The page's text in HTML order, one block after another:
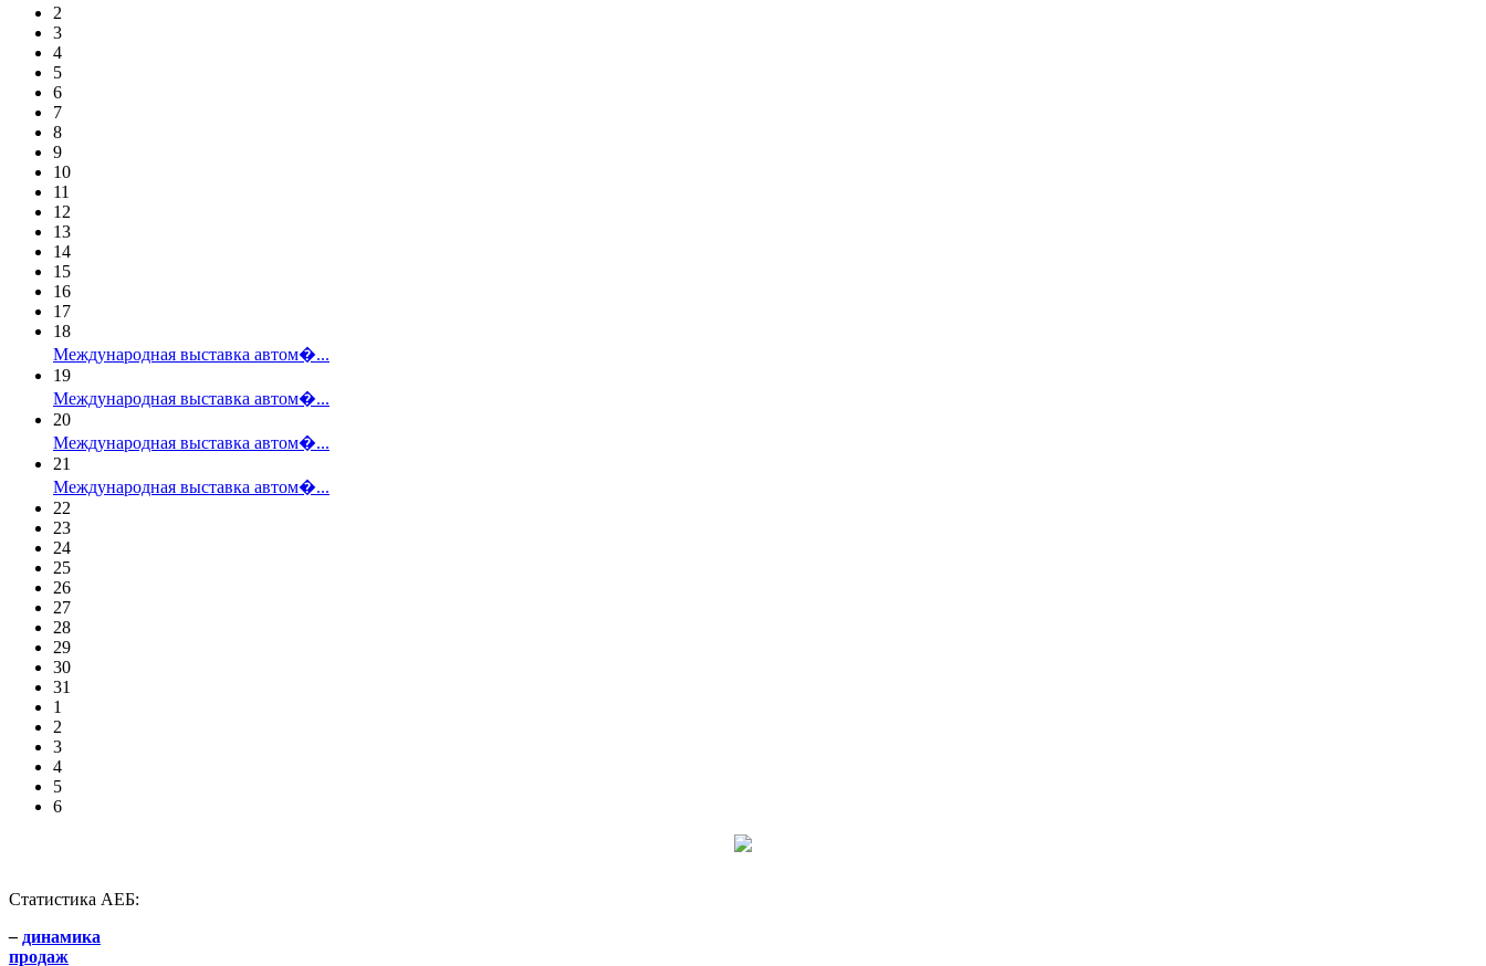
2
3
4
5
6
7
8
9
10
11
12
13
14
15
16
17
18
Международная выставка автом�...
19
Международная выставка автом�...
20
Международная выставка автом�...
21
Международная выставка автом�...
22
23
24
25
26
27
28
29
30
31
1
2
3
4
5
6
Статистика АЕБ:
– динамика
продаж